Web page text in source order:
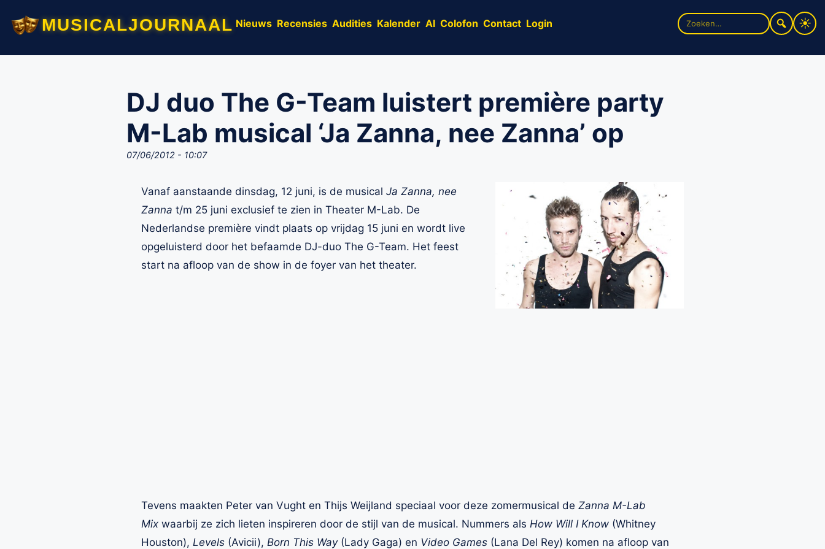
musicaljournaal Nieuws Recensies Audities Kalender AI Colofon Contact Login
Zoek
naar:
DJ duo The G-Team luistert première party
M-Lab musical ‘Ja Zanna, nee Zanna’ op
07/06/2012 - 10:07
Vanaf aanstaande dinsdag, 12 juni, is de musical Ja Zanna, nee
Zanna t/m 25 juni exclusief te zien in Theater M-Lab. De
Nederlandse première vindt plaats op vrijdag 15 juni en wordt live
opgeluisterd door het befaamde DJ-duo The G-Team. Het feest
start na afloop van de show in de foyer van het theater.
Tevens maakten Peter van Vught en Thijs Weijland speciaal voor deze zomermusical de Zanna M-Lab
Mix waarbij ze zich lieten inspireren door de stijl van de musical. Nummers als How Will I Know (Whitney
Houston), Levels (Avicii), Born This Way(Lady Gaga) en Video Games (Lana Del Rey) komen na afloop van